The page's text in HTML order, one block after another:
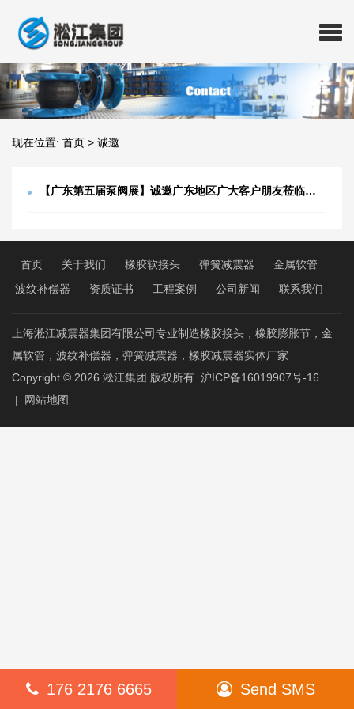
现在位置: 首页 > 诚邀
【广东第五届泵阀展】诚邀广东地区广大客户朋友莅临参观
首页 关于我们 橡胶软接头 弹簧减震器
金属软管
波纹补偿器
资质证书 工程案例 公司新闻 联系我们
上海淞江减震器集团有限公司专业制造橡胶接头，橡胶膨胀节，金
属软管，波纹补偿器，弹簧减震器，橡胶减震器实体厂家
Copyright © 2026 淞江集团 版权所有 沪ICP备16019907号-16
|
网站地图
176 2176 6665 Send SMS